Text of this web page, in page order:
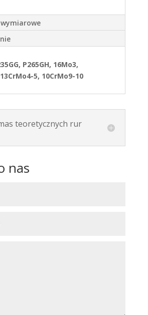
P265GH, 16Mo3,
5, 10CrMo9-10
teoretycznych rur
nas